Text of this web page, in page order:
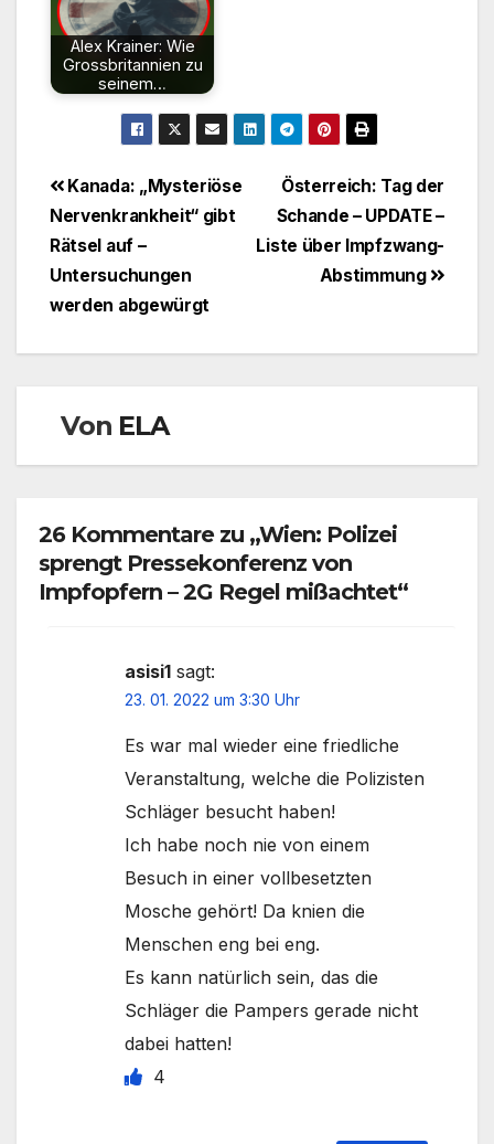
Alex Krainer: Wie
Grossbritannien zu
seinem…
Beitragsnavigation
Österreich: Tag der
Schande – UPDATE –
Liste über Impfzwang-
Abstimmung
Kanada: „Mysteriöse
Nervenkrankheit“ gibt
Rätsel auf –
Untersuchungen
werden abgewürgt
Von ELA
26 Kommentare zu „Wien: Polizei
sprengt Pressekonferenz von
Impfopfern – 2G Regel mißachtet“
asisi1 sagt:
23. 01. 2022 um 3:30 Uhr
Es war mal wieder eine friedliche
Veranstaltung, welche die Polizisten
Schläger besucht haben!
Ich habe noch nie von einem
Besuch in einer vollbesetzten
Mosche gehört! Da knien die
Menschen eng bei eng.
Es kann natürlich sein, das die
Schläger die Pampers gerade nicht
dabei hatten!
4